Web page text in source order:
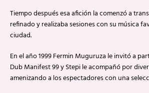
Tiempo después esa afición la comenzó a
refinado y realizaba sesiones con su música
ciudad.
En el año 1999 Fermin Muguruza le invitó a
Dub Manifest 99 y Stepi le acompañó por
amenizando a los espectadores con una